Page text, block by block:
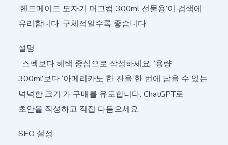
‘핸드메이드 도자기 머그컵 300ml 선물용’이 검색에
유리합니다. 구체적일수록 좋습니다.
설명
: 스펙보다 혜택 중심으로 작성하세요. ‘용량
300ml’보다 ‘아메리카노 한 잔을 한 번에 담을 수 있는
넉넉한 크기’가 구매를 유도합니다. ChatGPT로
초안을 작성하고 직접 다듬으세요.
SEO 설정